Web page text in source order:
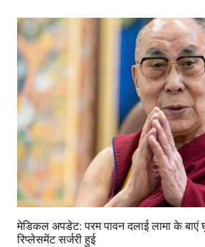
मेडिकल अपडेट: परम पावन दलाई लामा के
रिप्लेसमेंट सर्जरी हुई